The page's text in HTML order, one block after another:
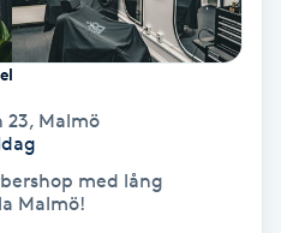
23, Malmö
med lång
Malmö!